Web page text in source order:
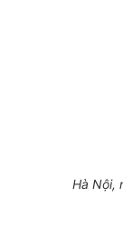
Hà Nội,